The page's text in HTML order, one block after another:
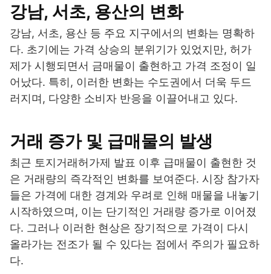
강남, 서초, 용산의 변화
강남, 서초, 용산 등 주요 지구에서의 변화는 명확하
다. 초기에는 가격 상승의 분위기가 있었지만, 허가
제가 시행되면서 금매물이 출현하고 가격 조정이 일
어났다. 특히, 이러한 변화는 수도권에서 더욱 두드
러지며, 다양한 소비자 반응을 이끌어내고 있다.
거래 증가 및 급매물의 발생
최근 토지거래허가제 발표 이후 급매물이 출현한 것
은 거래량의 즉각적인 변화를 보여준다. 시장 참가자
들은 가격에 대한 경계와 우려로 인해 매물을 내놓기
시작하였으며, 이는 단기적인 거래량 증가로 이어졌
다. 그러나 이러한 현상은 장기적으로 가격이 다시
올라가는 전조가 될 수 있다는 점에서 주의가 필요하
다.